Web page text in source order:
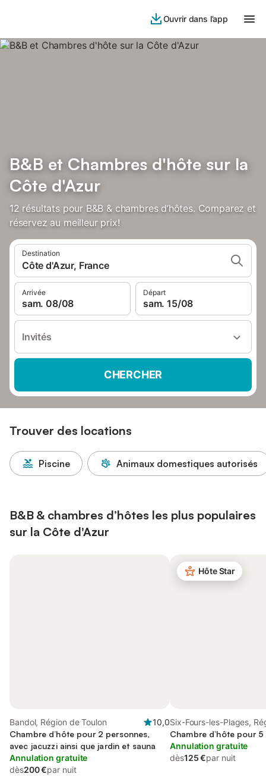
Ouvrir dans l’app
B&B et Chambres d'hôte sur la
Côte d'Azur
12 résultats pour B&B & chambres d’hôtes. Comparez et
réservez au meilleur prix!
Destination
Côte d'Azur, France
Arrivée
sam. 08/08
Départ
sam. 15/08
Invités
CHERCHER
Trouver des locations
Piscine Animaux domestiques autorisés
B&B & chambres d’hôtes les plus populaires
sur la Côte d'Azur
Bandol, Région de Toulon
10,0
Chambre d’hôte pour 2 personnes,
avec jacuzzi ainsi que jardin et sauna
Annulation gratuite
dès200 €par nuit
Hôte Star
Six-Fours-les-Plages,
Toulon
Chambre d’hôte pour
Annulation gratuite
dès125 €par nuit